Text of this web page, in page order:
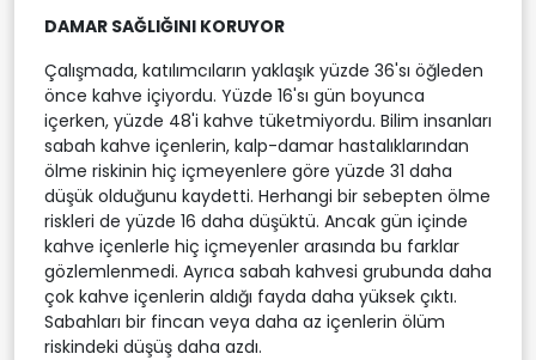
DAMAR SAĞLIĞINI KORUYOR
Çalışmada, katılımcıların yaklaşık yüzde 36'sı öğleden
önce kahve içiyordu. Yüzde 16'sı gün boyunca
içerken, yüzde 48'i kahve tüketmiyordu. Bilim insanları
sabah kahve içenlerin, kalp-damar hastalıklarından
ölme riskinin hiç içmeyenlere göre yüzde 31 daha
düşük olduğunu kaydetti. Herhangi bir sebepten ölme
riskleri de yüzde 16 daha düşüktü. Ancak gün içinde
kahve içenlerle hiç içmeyenler arasında bu farklar
gözlemlenmedi. Ayrıca sabah kahvesi grubunda daha
çok kahve içenlerin aldığı fayda daha yüksek çıktı.
Sabahları bir fincan veya daha az içenlerin ölüm
riskindeki düşüş daha azdı.